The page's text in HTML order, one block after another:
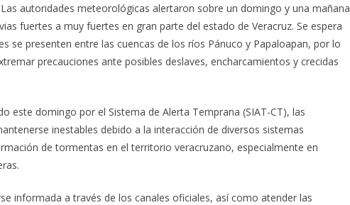
autoridades meteorológicas alertaron sobre un domingo y una mañana
fuertes a muy fuertes en gran parte del estado de Veracruz. Se espera
se presenten entre las cuencas de los ríos Pánuco y Papaloapan, por lo
precauciones ante posibles deslaves, encharcamientos y crecidas
este domingo por el Sistema de Alerta Temprana (SIAT-CT), las
inestables debido a la interacción de diversos sistemas
de tormentas en el territorio veracruzano, especialmente en
informada a través de los canales oficiales, así como atender las